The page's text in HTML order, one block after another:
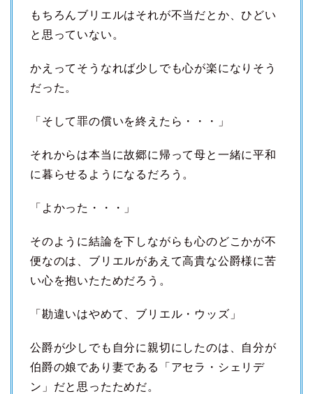
もちろんブリエルはそれが不当だとか、ひどい
と思っていない。
かえってそうなれば少しでも心が楽になりそう
だった。
「そして罪の償いを終えたら・・・」
それからは本当に故郷に帰って母と一緒に平和
に暮らせるようになるだろう。
「よかった・・・」
そのように結論を下しながらも心のどこかが不
便なのは、ブリエルがあえて高貴な公爵様に苦
い心を抱いたためだろう。
「勘違いはやめて、ブリエル・ウッズ」
公爵が少しでも自分に親切にしたのは、自分が
伯爵の娘であり妻である「アセラ・シェリデ
ン」だと思ったためだ。